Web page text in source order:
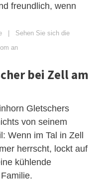
freundlich, wenn
| Sehen Sie sich die
an
bei Zell am
Gletschers
von seinem
Wenn im Tal in Zell
herrscht, lockt auf
kühlende